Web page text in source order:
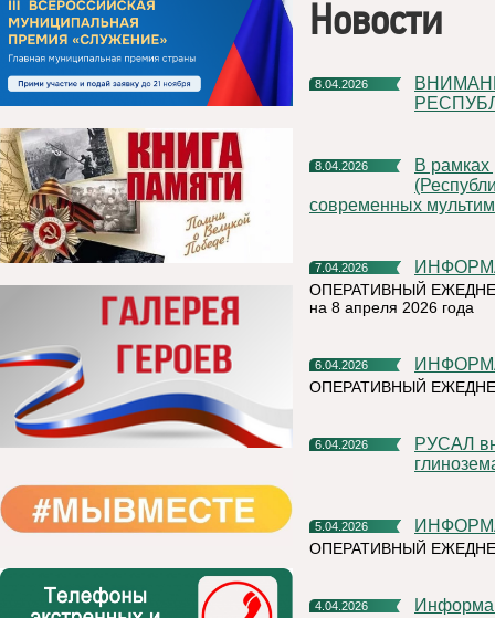
Новости
8.04.2026
ВНИМАНИЕ! ГОСУДАРСТВЕННАЯ ИНСПЕКЦИЯ ТРУДА В
8.04.2026
В рамках регионального проекта «Все лучшее детям
современных
7.04.2026
ОПЕРАТИВНЫЙ
на 8 апреля 2026 года
6.04.2026
ОПЕРАТИВНЫЙ
6.04.2026
РУСАЛ внедрил нейронные сети для повышения качества
5.04.2026
ОПЕРАТИВНЫЙ
4.04.2026